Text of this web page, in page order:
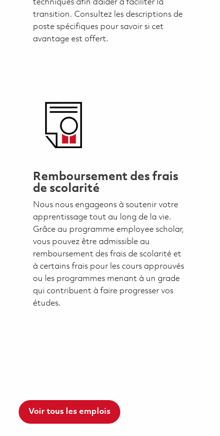
techniques afin d’aider à faciliter la
transition. Consultez les descriptions de
poste spécifiques pour savoir si cet
avantage est offert.
Remboursement des frais
de scolarité
Nous nous engageons à soutenir votre
apprentissage tout au long de la vie.
Grâce au programme employee scholar,
vous pouvez être admissible au
remboursement des frais de scolarité et
à certains frais pour les cours approuvés
ou les programmes menant à un grade
qui contribuent à faire progresser vos
études.
Voir tous les emplois